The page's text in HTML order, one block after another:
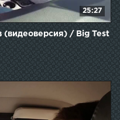
25:27
(видеоверсия) / Big Test